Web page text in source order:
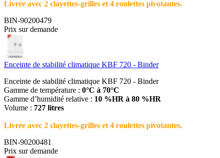
Livrée avec 2 clayettes-grilles et 4 roulettes pivotantes.
BIN-90200479
Prix sur demande
Enceinte de stabilité climatique KBF 720 - Binder
Enceinte de stabilité climatique KBF 720 - Binder
Gamme de température : 0°C à 70°C
Gamme d’humidité relative : 10 %HR à 80 %HR
Volume : 727 litres
Livrée avec 2 clayettes-grilles et 4 roulettes pivotantes.
BIN-90200481
Prix sur demande